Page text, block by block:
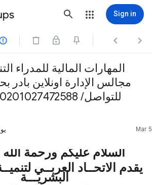
Sign in
  
المهارات المالية للمدراء
مجالس الإدارة اونلاين بادر
منصة zoom للتواصل/ 00201027472588
Mar 5
السلام عليكم ورحمة الله
يقدم الاتحــاد العربــي
البشريـــة